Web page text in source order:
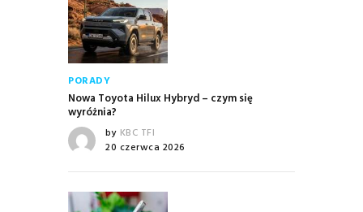
PORADY
Nowa Toyota Hilux Hybryd – czym się
wyróżnia?
by KBC TFI
20 czerwca 2026